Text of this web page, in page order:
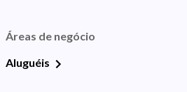
Áreas de negócio
Aluguéis